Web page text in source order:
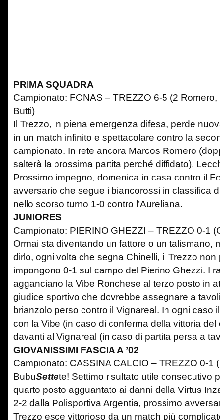
PRIMA SQUADRA
Campionato: FONAS – TREZZO 6-5 (2
Butti)
Il Trezzo, in piena emergenza difesa, perde
in un match infinito e spettacolare contro la
campionato. In rete ancora Marcos Romero
salterà la prossima partita perché diffidato),
Prossimo impegno, domenica in casa contro il
avversario che segue i biancorossi in classifica
nello scorso turno 1-0 contro l’Aureliana.
JUNIORES
Campionato: PIERINO GHEZZI – TREZZO 0-1
Ormai sta diventando un fattore o un talismano,
dirlo, ogni volta che segna Chinelli, il Trezzo
impongono 0-1 sul campo del Pierino Ghezzi. I
agganciano la Vibe Ronchese al terzo posto in
giudice sportivo che dovrebbe assegnare a
brianzolo perso contro il Vignareal. In ogni caso
con la Vibe (in caso di conferma della vittoria del
davanti al Vignareal (in caso di partita persa a
GIOVANISSIMI FASCIA A ’02
Campionato: CASSINA CALCIO – TREZZO 0-1
BubuSettete! Settimo risultato utile consecutivo
quarto posto agguantato ai danni della Virtus
2-2 dalla Polisportiva Argentia, prossimo
Trezzo esce vittorioso da un match più